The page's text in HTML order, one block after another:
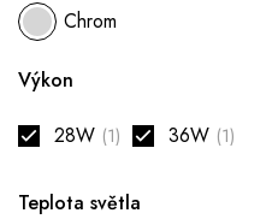
Chrom
Výkon
28W (1) 36W (1)
Teplota světla